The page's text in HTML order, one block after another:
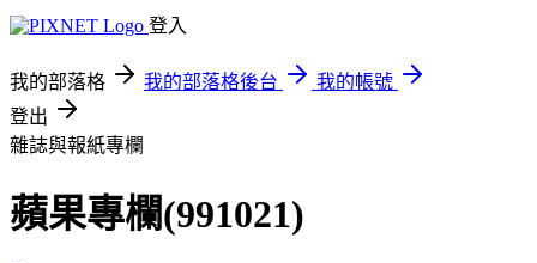
登入
我的部落格 我的部落格後台
我的帳號
登出
雜誌與報紙專欄
蘋果專欄(991021)